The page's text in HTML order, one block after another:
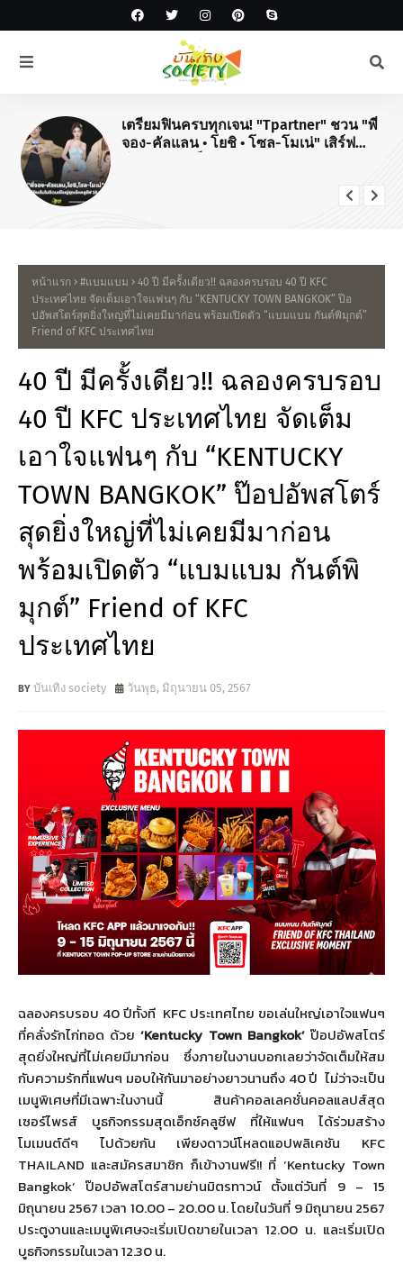
เตรียมฟินครบทุกเจน! "Tpartner" ชวน "พี่
จอง-คัลแลน • โยชิ • โซล-โมเน่" เสิร์ฟ
หน้าแรก #แบมแบม
40 ปี มีครั้งเดียว!! ฉลองครบรอบ 40 ปี KFC
ประเทศไทย จัดเต็มเอาใจแฟนๆ กับ “KENTUCKY TOWN BANGKOK” ป๊อ
ปอัพสโตร์สุดยิ่งใหญ่ที่ไม่เคยมีมาก่อน พร้อมเปิดตัว “แบมแบม กันต์พิมุกต์”
Friend of KFC ประเทศไทย
40 ปี มีครั้งเดียว!! ฉลองครบรอบ
40 ปี KFC ประเทศไทย จัดเต็ม
เอาใจแฟนๆ กับ “KENTUCKY
TOWN BANGKOK” ป๊อปอัพสโตร์
สุดยิ่งใหญ่ที่ไม่เคยมีมาก่อน
พร้อมเปิดตัว “แบมแบม กันต์พิ
มุกต์” Friend of KFC
ประเทศไทย
บันเทิง society วันพุธ, มิถุนายน 05, 2567
ฉลองครบรอบ 40 ปีทั้งที KFC ประเทศไทย ขอเล่นใหญ่เอาใจแฟนๆ
ที่คลั่งรักไก่ทอด ด้วย‘Kentucky Town Bangkok’ ป๊อปอัพสโตร์
สุดยิ่งใหญ่ที่ไม่เคยมีมาก่อน ซึ่งภายในงานบอกเลยว่าจัดเต็มให้สม
กับความรักที่แฟนๆ มอบให้กันมาอย่างยาวนานถึง 40 ปี ไม่ว่าจะเป็น
เมนูพิเศษที่มีเฉพาะในงานนี้ สินค้าคอลเลคชั่นคอลแลปส์สุด
เซอร์ไพรส์ บูธกิจกรรมสุดเอ็กซ์คลูซีฟ ที่ให้แฟนๆ ได้ร่วมสร้าง
โมเมนต์ดีๆ ไปด้วยกัน เพียงดาวน์โหลดแอปพลิเคชัน KFC
THAILAND และสมัครสมาชิก ก็เข้างานฟรี!! ที่ ‘Kentucky Town
Bangkok’ ป๊อปอัพสโตร์สามย่านมิตรทาวน์ ตั้งแต่วันที่ 9 – 15
มิถุนายน 2567 เวลา 10.00– 20.00 น. โดยในวันที่ 9 มิถุนายน 2567
ประตูงานและเมนูพิเศษจะเริ่มเปิดขายในเวลา 12.00 น. และเริ่มเปิด
บูธกิจกรรมในเวลา12.30น.